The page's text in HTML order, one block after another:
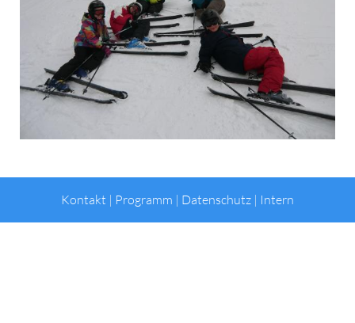
Kontakt | Programm | Datenschutz | Intern